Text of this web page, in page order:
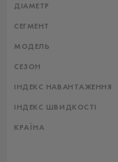
ДІАМЕТР
СЕГМЕНТ
МОДЕЛЬ
СЕЗОН
ІНДЕКС НАВАНТАЖЕННЯ
ІНДЕКС ШВИДКОСТІ
КРАЇНА